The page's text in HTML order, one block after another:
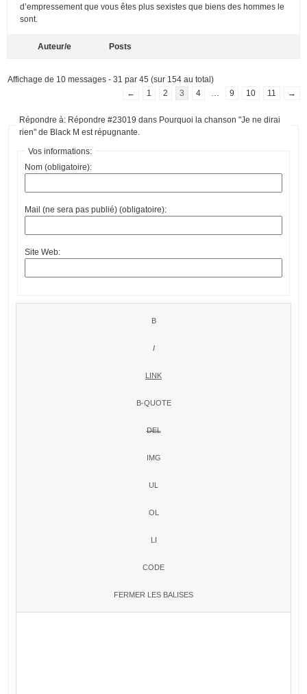
d’empressement que vous êtes plus sexistes que biens des hommes le
sont.
Auteur/e Posts
Affichage de 10 messages - 31 par 45 (sur 154 au total)
←
1 2 3 4 9 10 11 →
Répondre à: Répondre #23019 dans Pourquoi la chanson "Je ne dirai
rien" de Black M est répugnante.
Vos informations:
Nom (obligatoire):
Mail (ne sera pas publié) (obligatoire):
Site Web: